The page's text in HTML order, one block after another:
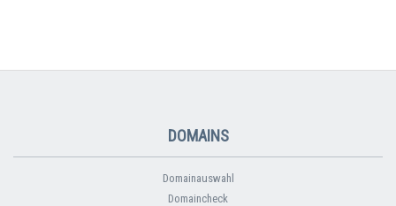
DOMAINS
Domainauswahl
Domaincheck